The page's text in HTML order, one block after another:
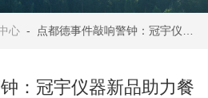
心 - 点都德事件敲响警钟：冠宇仪器新品助力餐饮企业建立食品安全自检体系
：冠宇仪器新品助力餐